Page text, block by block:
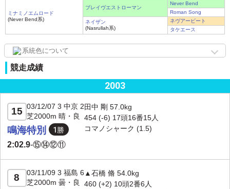
ミナミノエムロード
(Never Bend系)
ブレイヴエストローマン
Never Bend
Roman Song
ネイザン
(Nasrullah系)
ネヴアービート
タケエース
系統色について
競走成績
2003
15
03/12/07 3 中京 2
芝2000m 晴・良
鳴海特別
2:02.9-⑮⑭⑫⑪
田中 剛 57.0kg
454 (-6) 17頭16番15人
コマノシャーク (1.5)
8
03/11/09 3 福島 6
芝2000m 曇・良
▲石橋 脩 54.0kg
460 (+2) 10頭2番6人